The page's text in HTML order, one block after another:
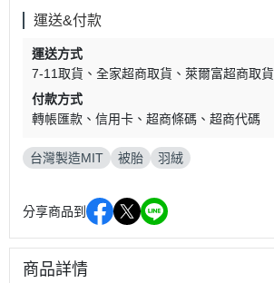
運送&付款
運送方式
7-11取貨
全家超商取貨 萊爾富超商取貨
付款方式
轉帳匯款
信用卡 超商條碼 超商代碼
台灣製造MIT 被胎 羽絨
分享商品到
商品詳情